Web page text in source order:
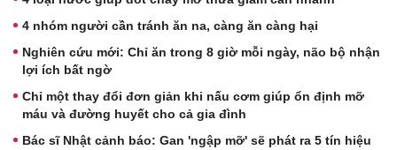
4 nhóm người cần tránh ăn na, càng ăn càng hại
Nghiên cứu mới: Chỉ ăn trong 8 giờ mỗi ngày, não bộ nhận
lợi ích bất ngờ
Chỉ một thay đổi đơn giản khi nấu cơm giúp ổn định mỡ
máu và đường huyết cho cả gia đình
Bác sĩ Nhật cảnh báo: Gan 'ngập mỡ' sẽ phát ra 5 tín hiệu